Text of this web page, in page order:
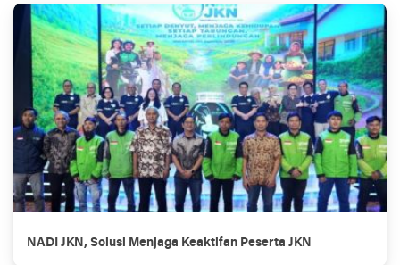
NADI JKN, Solusi Menjaga Keaktifan Peserta JKN